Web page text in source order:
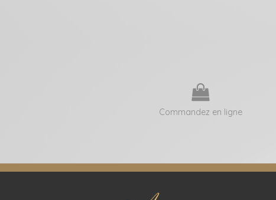
Commandez en ligne